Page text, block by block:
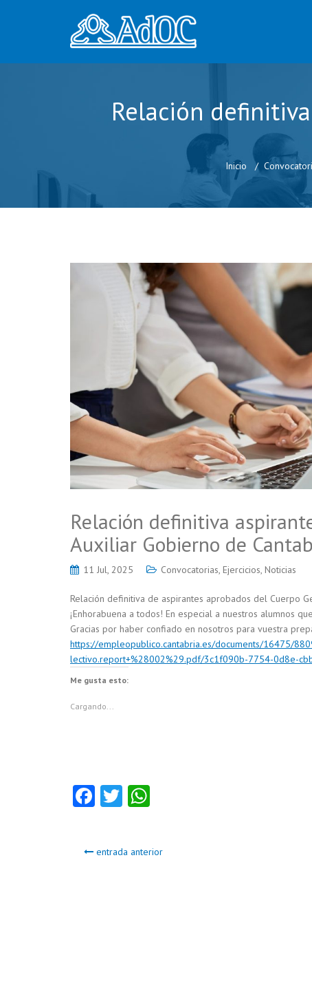
Relación
Inicio
Relación definitiva
Auxiliar Gobierno de
11 Jul, 2025 Convocatorias, Ejercicios, Noticias
Relación definitiva de aspirantes aprobados del Cuerpo
¡Enhorabuena a todos! En especial a nuestros alumnos
Gracias por haber confiado en nosotros para vuestra
https://empleopublico.cantabria.es/documents/16475/
lectivo.report+%28002%29.pdf/3c1f090b-7754-0d8e-
Me gusta esto:
Cargando...
Fa
o
T
er A
entrada anterior